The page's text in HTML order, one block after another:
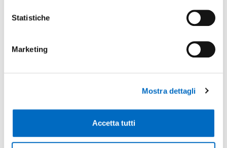
Statistiche
Marketing
Mostra dettagli
Accetta tutti